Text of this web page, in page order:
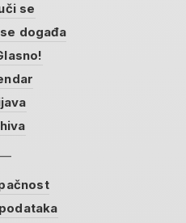
se
događa